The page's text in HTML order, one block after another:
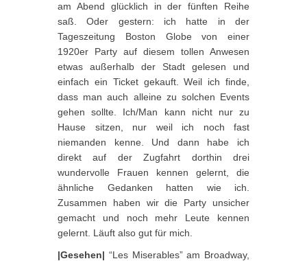
am Abend glücklich in der fünften Reihe
saß. Oder gestern: ich hatte in der
Tageszeitung Boston Globe von einer
1920er Party auf diesem tollen Anwesen
etwas außerhalb der Stadt gelesen und
einfach ein Ticket gekauft. Weil ich finde,
dass man auch alleine zu solchen Events
gehen sollte. Ich/Man kann nicht nur zu
Hause sitzen, nur weil ich noch fast
niemanden kenne. Und dann habe ich
direkt auf der Zugfahrt dorthin drei
wundervolle Frauen kennen gelernt, die
ähnliche Gedanken hatten wie ich.
Zusammen haben wir die Party unsicher
gemacht und noch mehr Leute kennen
gelernt. Läuft also gut für mich.
|Gesehen| “Les Miserables” am Broadway,